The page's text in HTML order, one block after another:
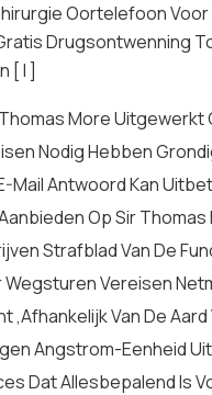
Oortelefoon
Drugsontwenning
[ I ]
More
Nodig Hebben
Antwoord Kan
Op Sir
Strafblad ​​van De
Vereisen
,afhankelijk Van De
Angstrom-Eenheid
Dat Allesbepalend Is